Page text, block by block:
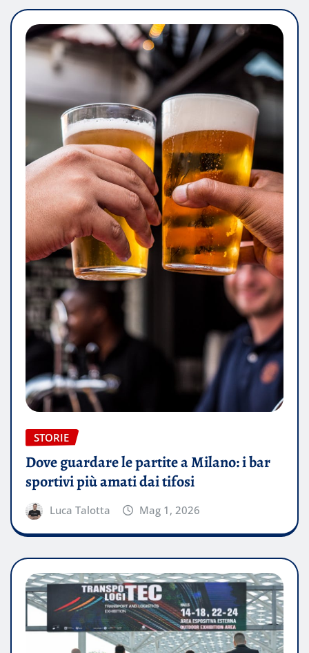
STORIE
Dove guardare le partite a Milano: i bar
sportivi più amati dai tifosi
Luca Talotta Mag 1, 2026